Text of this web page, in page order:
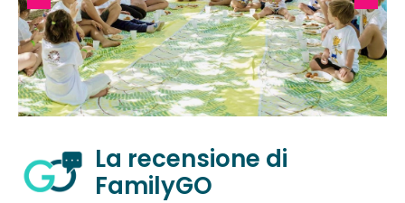
La recensione di
FamilyGO